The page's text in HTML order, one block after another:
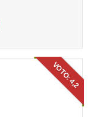
VOTO: 4,2